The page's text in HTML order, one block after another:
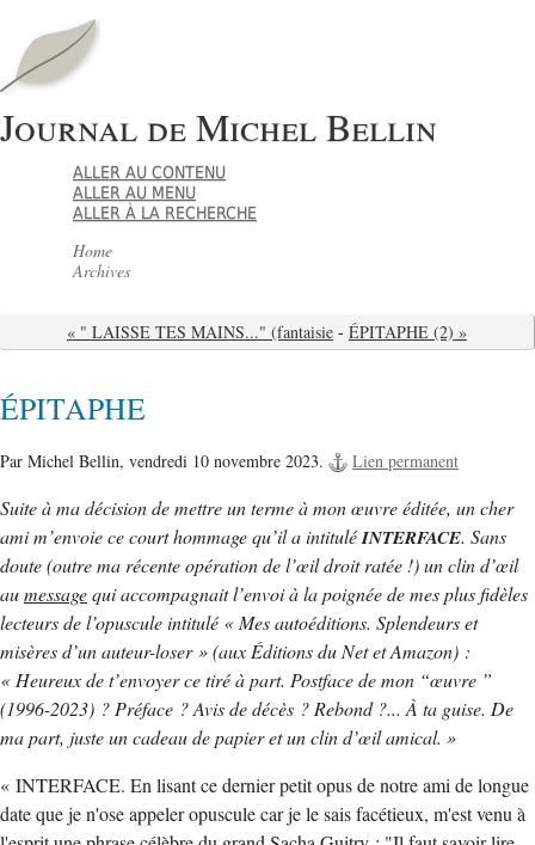
Journal de Michel Bellin
ALLER AU CONTENU
ALLER AU MENU
ALLER À LA RECHERCHE
Home
Archives
« " LAISSE TES MAINS..." (fantaisie - ÉPITAPHE (2) »
ÉPITAPHE
Par Michel Bellin, vendredi 10 novembre 2023. Lien permanent
Suite à ma décision de mettre un terme à mon œuvre éditée, un cher
ami m’envoie ce court hommage qu’il a intituléINTERFACE. Sans
doute (outre ma récente opération de l’œil droit ratée !) un clin d’œil
aumessagequi accompagnait l’envoi à la poignée de mes plus fidèles
lecteurs de l’opuscule intitulé « Mes autoéditions. Splendeurs et
misères d’un auteur-loser » (aux Éditions du Net et Amazon) :
« Heureux de t’envoyer ce tiré à part. Postface de mon “œuvre ”
(1996-2023) ? Préface ? Avis de décès ? Rebond ?... À ta guise. De
ma part, juste un cadeau de papier et un clin d’œil amical. »
« INTERFACE. En lisant ce dernier petit opus de notre ami de longue
date que je n'ose appeler opuscule car je le sais facétieux, m'est venu à